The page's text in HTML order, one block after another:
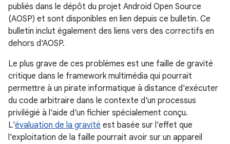
publiés dans le dépôt du projet Android Open Source
(AOSP) et sont disponibles en lien depuis ce bulletin. Ce
bulletin inclut également des liens vers des correctifs en
dehors d'AOSP.
Le plus grave de ces problèmes est une faille de gravité
critique dans le framework multimédia qui pourrait
permettre à un pirate informatique à distance d'exécuter
du code arbitraire dans le contexte d'un processus
privilégié à l'aide d'un fichier spécialement conçu.
L'évaluation de la gravité est basée sur l'effet que
l'exploitation de la faille pourrait avoir sur un appareil